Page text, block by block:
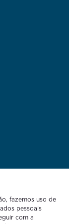
fazemos uso de
pessoais
com a